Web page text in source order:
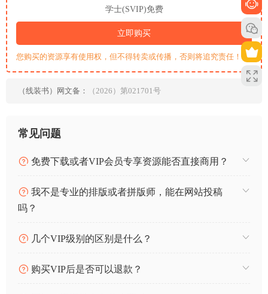
学士(SVIP)免费
立即购买
您购买的资源享有使用权，但不得转卖或传播，否则将追究责任！
（线装书）网文备： （2026）第021701号
常见问题
免费下载或者VIP会员专享资源能否直接商用？
我不是专业的排版或者拼版师，能在网站投稿
吗？
几个VIP级别的区别是什么？
购买VIP后是否可以退款？